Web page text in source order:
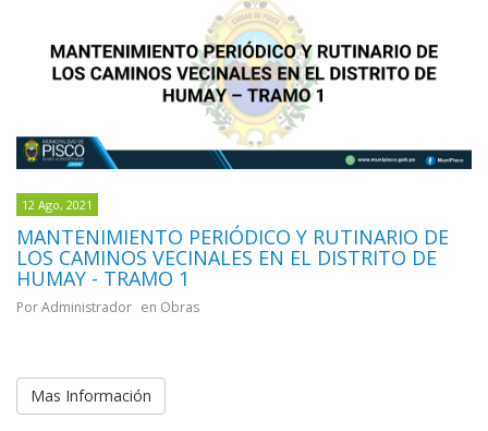
12 Ago, 2021
MANTENIMIENTO PERIÓDICO Y RUTINARIO DE
LOS CAMINOS VECINALES EN EL DISTRITO DE
HUMAY - TRAMO 1
Por Administrador en Obras
Mas Información